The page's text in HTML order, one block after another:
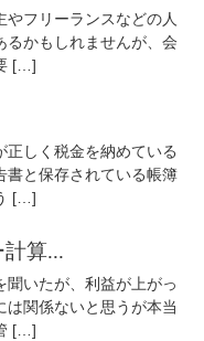
フリーランスなどの人
るかもしれませんが、会
[…]
しく税金を納めている
書と保存されている帳簿
[…]
算...
聞いたが、利益が上がっ
は関係ないと思うが本当
[…]